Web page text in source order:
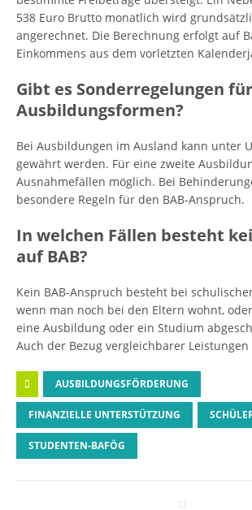
538 Euro Brutto monatlich wird
angerechnet. Die Berechnung erfolgt auf
Einkommens aus dem vorletzten
Gibt es Sonderregelungen
Ausbildungsformen?
Bei Ausbildungen im Ausland kann unter
gewährt werden. Für eine zweite
Ausnahmefällen möglich. Bei
besondere Regeln für den BAB-Anspruch.
In welchen Fällen besteht
auf BAB?
Kein BAB-Anspruch besteht bei
wenn man noch bei den Eltern wohnt,
eine Ausbildung oder ein Studium
Auch der Bezug vergleichbarer Leistungen
AUSBILDUNGSFÖRDERUNG
FINANZIELLE UNTERSTÜTZUNG
STUDENTEN-BAFÖG